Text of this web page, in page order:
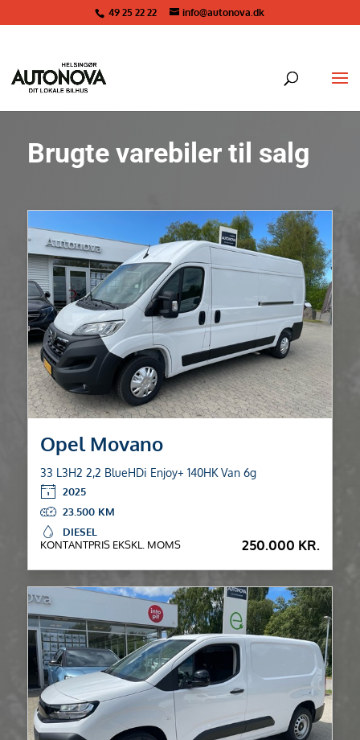
49 25 22 22 info@autonova.dk
Brugte varebiler til salg
Opel Movano
33 L3H2 2,2 BlueHDi Enjoy+ 140HK Van 6g
250.000 KR.
KONTANTPRIS EKSKL. MOMS
2025
23.500
DIESEL